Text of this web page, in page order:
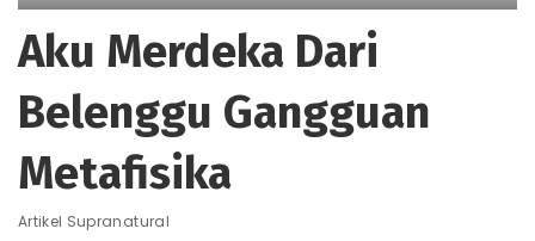
Aku Merdeka Dari
Belenggu Gangguan
Metafisika
Artikel Supranatural